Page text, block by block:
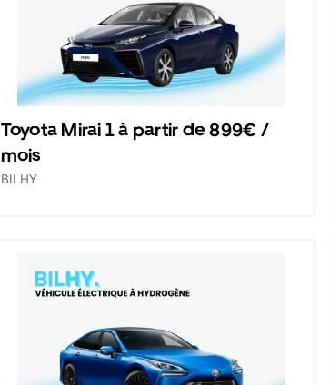
Toyota Mirai 1 à partir de 899€ /
mois
BILHY